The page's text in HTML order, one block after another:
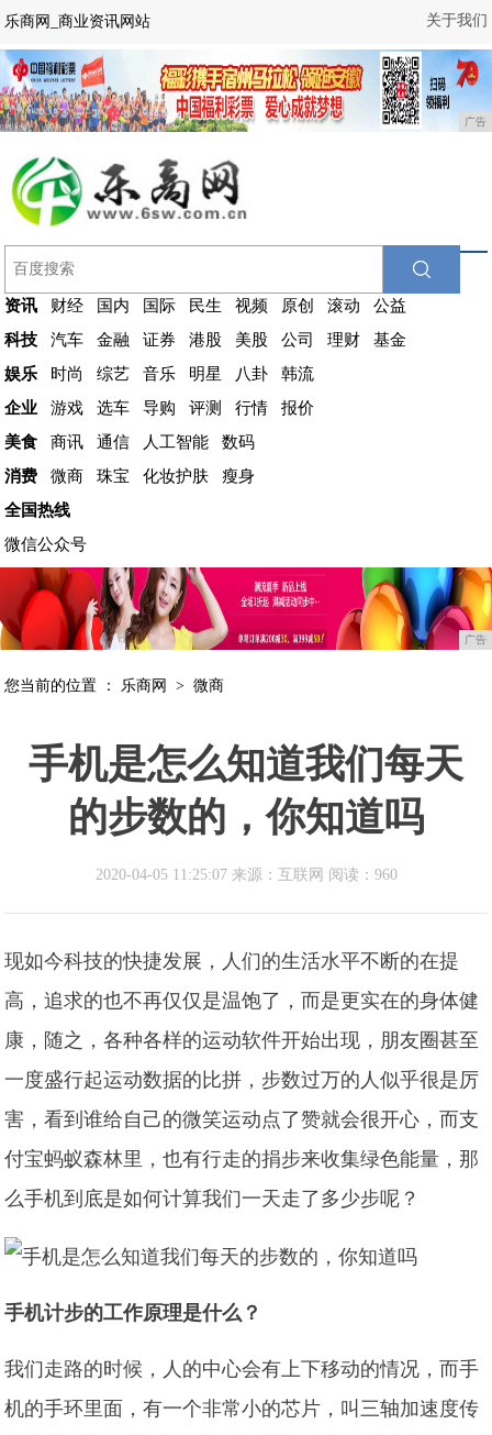
关于我们
乐商网_商业资讯网站
广告
资讯 财经 国内 国际 民生 视频 原创 滚动
公益
科技
汽车 金融 证券 港股 美股 公司 理财
基金
娱乐
时尚 综艺 音乐 明星 八卦
韩流
企业
游戏 选车 导购 评测 行情
报价
美食
商讯 通信 人工智能
数码
消费
微商 珠宝 化妆护肤
瘦身
全国热线
微信公众号
广告
您当前的位置 ： 乐商网 >微商
手机是怎么知道我们每天
的步数的，你知道吗
2020-04-05 11:25:07 来源：互联网 阅读：960
现如今科技的快捷发展，人们的生活水平不断的在提
高，追求的也不再仅仅是温饱了，而是更实在的身体健
康，随之，各种各样的运动软件开始出现，朋友圈甚至
一度盛行起运动数据的比拼，步数过万的人似乎很是厉
害，看到谁给自己的微笑运动点了赞就会很开心，而支
付宝蚂蚁森林里，也有行走的捐步来收集绿色能量，那
么手机到底是如何计算我们一天走了多少步呢？
手机计步的工作原理是什么？
我们走路的时候，人的中心会有上下移动的情况，而手
机的手环里面，有一个非常小的芯片，叫三轴加速度传